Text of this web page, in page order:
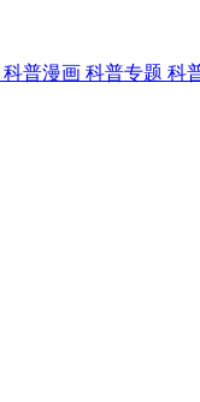
科普漫画科普专题 科